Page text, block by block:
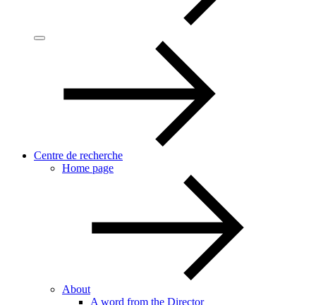
Centre de recherche
Home page
About
A word from the Director